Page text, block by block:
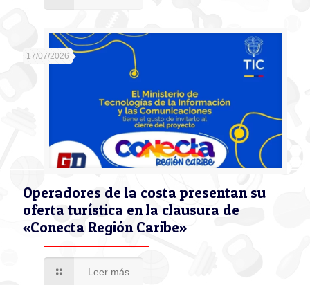
17/07/2026
Operadores de la costa presentan su
oferta turística en la clausura de
«Conecta Región Caribe»
Leer más